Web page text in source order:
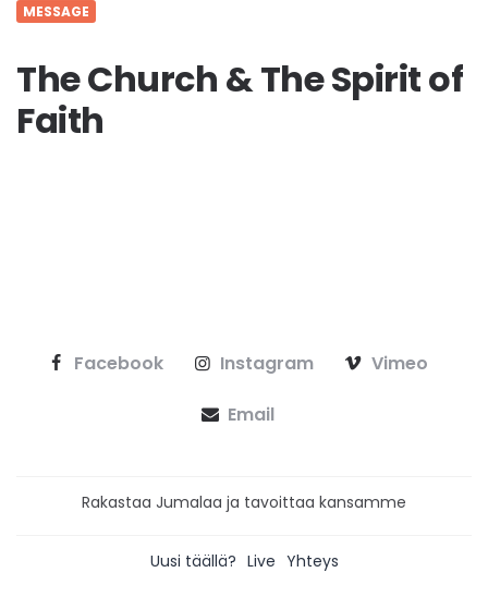
MESSAGE
The Church & The Spirit of
Faith
Facebook Instagram Vimeo
Email
Rakastaa Jumalaa ja tavoittaa kansamme
Uusi täällä? Live Yhteys